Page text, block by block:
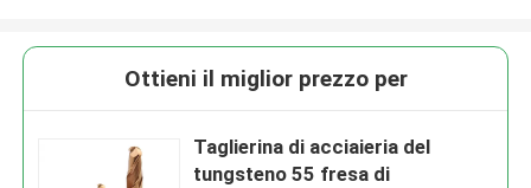
Ottieni il miglior prezzo per
Taglierina di acciaieria del
tungsteno 55 fresa di